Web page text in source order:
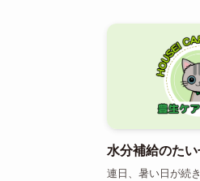
水分補給のたい
連日、暑い日が続